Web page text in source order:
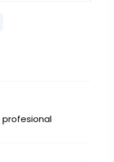
profesional